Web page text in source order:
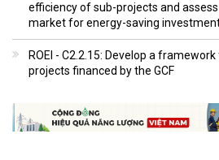
efficiency of sub-projects and
market for energy-saving
ROEI - C2.2.15: Develop a
projects financed by the GCF